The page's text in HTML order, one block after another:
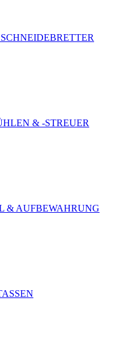
& -STREUER
& AUFBEWAHRUNG